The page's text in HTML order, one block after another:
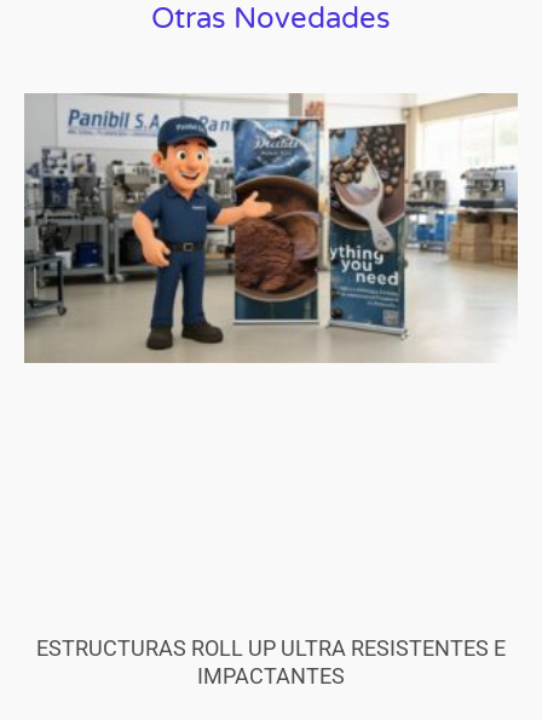
Otras Novedades
ESTRUCTURAS ROLL UP ULTRA RESISTENTES E
IMPACTANTES